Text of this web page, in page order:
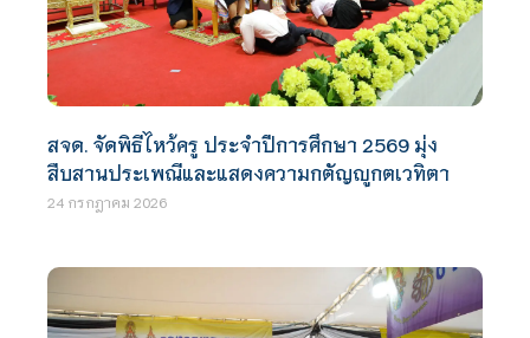
สจด. จัดพิธีไหว้ครู ประจำปีการศึกษา 2569 มุ่ง
สืบสานประเพณีและแสดงความกตัญญูกตเวทิตา
24 กรกฎาคม 2026